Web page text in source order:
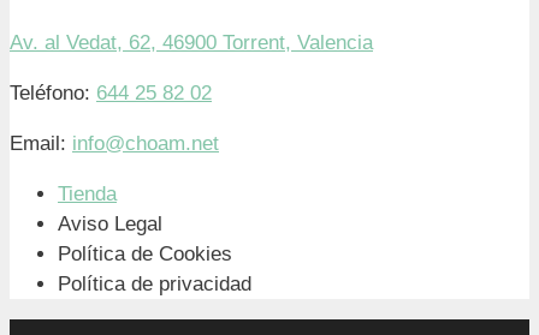
Av. al Vedat, 62, 46900 Torrent, Valencia
Teléfono: 644 25 82 02
Email: info@choam.net
Tienda
Aviso Legal
Política de Cookies
Política de privacidad